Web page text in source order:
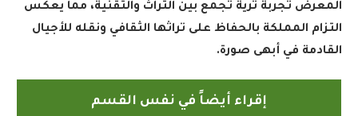
المعرض تجربة ثرية تجمع بين التراث والتقنية، مما يعكس
التزام المملكة بالحفاظ على تراثها الثقافي ونقله للأجيال
القادمة في أبهى صورة.
إقراء أيضاً في نفس القسم